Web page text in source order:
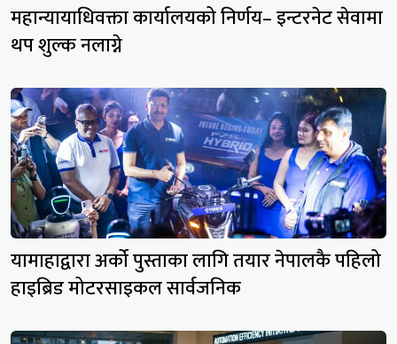
महान्यायाधिवक्ता कार्यालयको निर्णय– इन्टरनेट सेवामा
थप शुल्क नलाग्ने
यामाहाद्वारा अर्को पुस्ताका लागि तयार नेपालकै पहिलो
हाइब्रिड मोटरसाइकल सार्वजनिक